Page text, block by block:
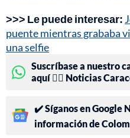
>>> Le puede interesar:
puente mientras grababa
una selfie
Suscríbase a nuestro
aquí 👉🏻 Noticias
✔️ Síganos en Google
información de